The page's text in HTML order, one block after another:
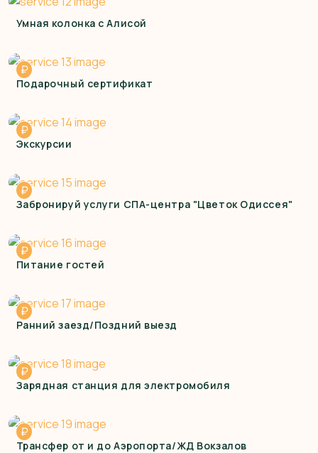
Умная колонка с Алисой
Подарочный сертификат
₽
Экскурсии
₽
Забронируй услуги СПА-центра "Цветок Одиссея"
₽
Питание гостей
₽
Ранний заезд/Поздний выезд
₽
Зарядная станция для электромобиля
₽
Трансфер от и до Аэропорта/ЖД Вокзалов
₽